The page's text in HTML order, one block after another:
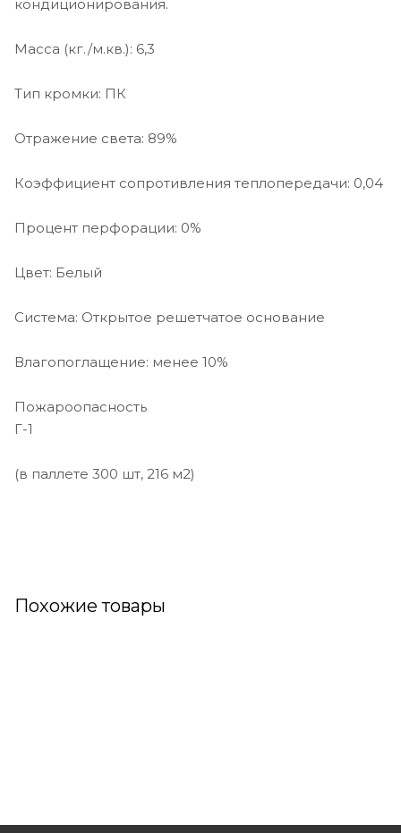
кондиционирования.
Масса (кг./м.кв.): 6,3
Тип кромки: ПК
Отражение света: 89%
Коэффициент сопротивления теплопередачи: 0,04
Процент перфорации: 0%
Цвет: Белый
Система: Открытое решетчатое основание
Влагопоглащение: менее 10%
Пожароопасность
Г-1
(в паллете 300 шт, 216 м2)
Похожие товары